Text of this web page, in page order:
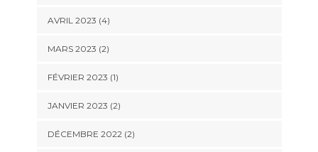
AVRIL 2023 (4)
MARS 2023 (2)
FÉVRIER 2023 (1)
JANVIER 2023 (2)
DÉCEMBRE 2022(2)